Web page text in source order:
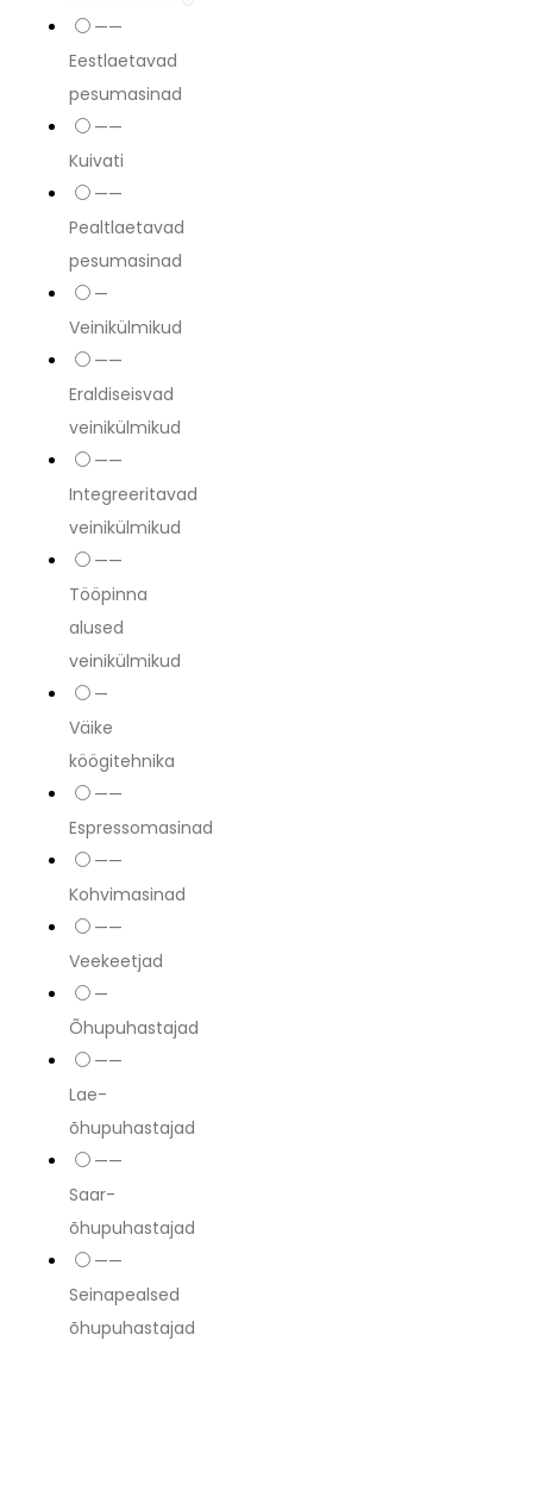
——
Eestlaetavad
pesumasinad
——
Kuivati
——
Pealtlaetavad
pesumasinad
—
Veinikülmikud
——
Eraldiseisvad
veinikülmikud
——
Integreeritavad
veinikülmikud
——
Tööpinna
alused
veinikülmikud
—
Väike
köögitehnika
——
Espressomasinad
——
Kohvimasinad
——
Veekeetjad
—
Õhupuhastajad
——
Lae-
õhupuhastajad
——
Saar-
õhupuhastajad
——
Seinapealsed
õhupuhastajad